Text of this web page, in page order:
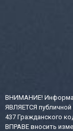
ВНИМАНИЕ!
ЯВЛЯЕТСЯ
437 Гражданского
ВПРАВЕ вносить